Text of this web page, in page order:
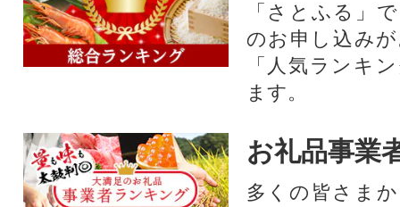
「さとふる」
のお申し込み
「人気ランキ
ます。
お礼品事業
多くの皆さま